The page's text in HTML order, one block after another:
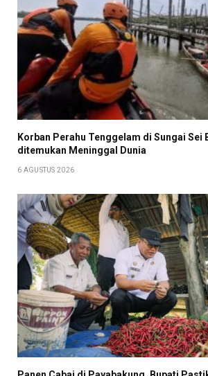
Korban Perahu Tenggelam di Sungai Sei
ditemukan Meninggal Dunia
6 AGUSTUS 2026